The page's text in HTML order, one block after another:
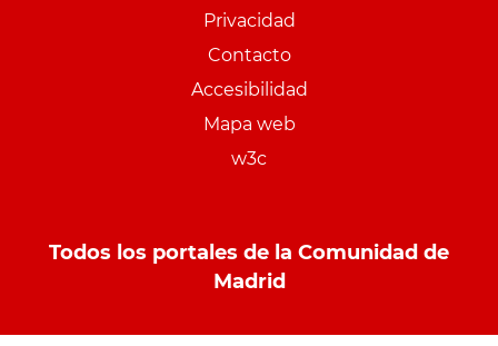
Privacidad
Contacto
Accesibilidad
Mapa web
w3c
Todos los portales de la Comunidad de
Madrid